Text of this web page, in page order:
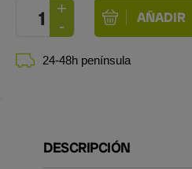
24-48h península
DESCRIPCIÓN